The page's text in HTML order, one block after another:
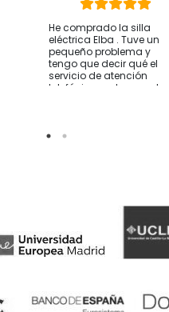
He comprado la silla
eléctrica Elba . Tuve un
pequeño problema y
tengo que decir qué el
servicio de atención
telefónica y whassap ha
Alicante y el envío fue
Empresa recomendable